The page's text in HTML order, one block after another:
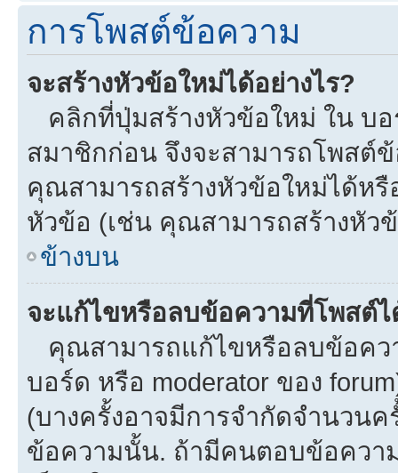
การโพสต์ข้อความ
จะสร้างหัวข้อใหม่ได้อย่างไร?
คลิกที่ปุ่มสร้างหัวข้อใหม่ ใน บ
สมาชิกก่อน จึงจะสามารถโพสต์
คุณสามารถสร้างหัวข้อใหม่ได้ห
หัวข้อ (เช่น คุณสามารถสร้างหั
ข้างบน
จะแก้ไขหรือลบข้อความที่โพสต์ไ
คุณสามารถแก้ไขหรือลบข้อคว
บอร์ด หรือ moderator ของ
(บางครั้งอาจมีการจำกัดจำนวน
ข้อความนั้น. ถ้ามีคนตอบข้อคว